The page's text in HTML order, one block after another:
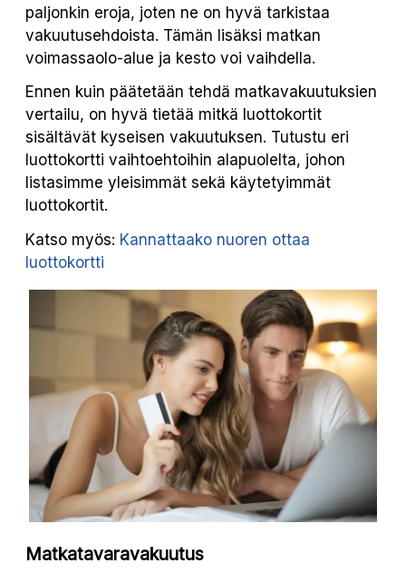
paljonkin eroja, joten ne on hyvä tarkistaa
vakuutusehdoista. Tämän lisäksi matkan
voimassaolo-alue ja kesto voi vaihdella.
Ennen kuin päätetään tehdä matkavakuutuksien
vertailu, on hyvä tietää mitkä luottokortit
sisältävät kyseisen vakuutuksen. Tutustu eri
luottokortti vaihtoehtoihin alapuolelta, johon
listasimme yleisimmät sekä käytetyimmät
luottokortit.
Katso myös: Kannattaako nuoren ottaa
luottokortti
Matkatavaravakuutus